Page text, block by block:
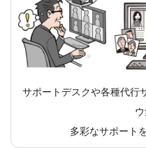
サポートデスクや各種代行
多彩なサポート